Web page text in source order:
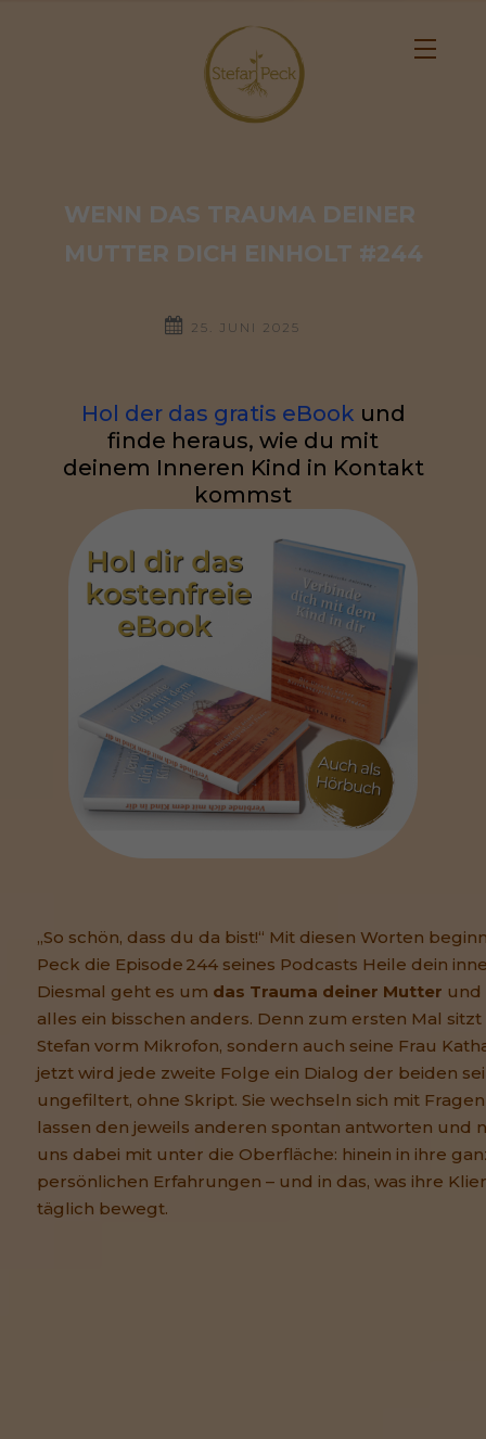
WENN DAS TRAUMA DEINER
MUTTER DICH EINHOLT #244
25. JUNI 2025
Hol der das gratis eBook und
finde heraus, wie du mit
deinem Inneren Kind in Kontakt
kommst
„So schön, dass du da bist!“ Mit diesen Worten
Peck die Episode 244 seines Podcasts Heile dein
Diesmal geht es um das Trauma deiner Mutter und
alles ein bisschen anders. Denn zum ersten Mal
Stefan vorm Mikrofon, sondern auch seine Frau
jetzt wird jede zweite Folge ein Dialog der beiden
ungefiltert, ohne Skript. Sie wechseln sich mit
lassen den jeweils anderen spontan antworten und
uns dabei mit unter die Oberfläche: hinein in ihre
persönlichen Erfahrungen – und in das, was ihre
täglich bewegt.